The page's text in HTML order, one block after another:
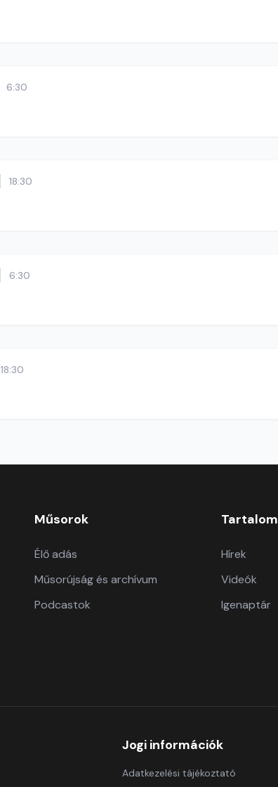
6:30
18:30
6:30
18:30
Műsorok
Élő adás
Műsorújság és archívum
Podcastok
Tartalom
Hírek
Videók
Igenaptár
Jogi információk
Adatkezelési tájékoztató